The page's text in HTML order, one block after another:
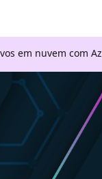
em nuvem com